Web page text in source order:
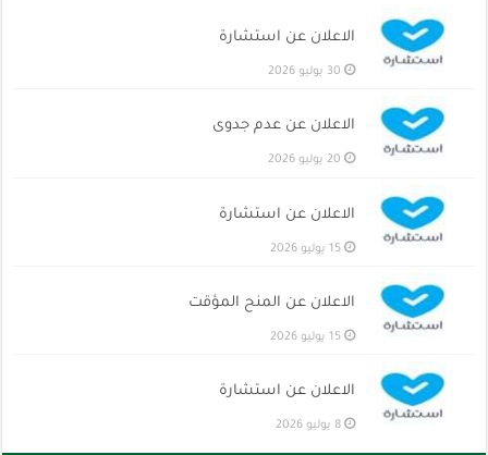
الاعلان عن استشارة
30 يوليو 2026
الاعلان عن عدم جدوى
20 يوليو 2026
الاعلان عن استشارة
15 يوليو 2026
الاعلان عن المنح المؤقت
15 يوليو 2026
الاعلان عن استشارة
8 يوليو 2026